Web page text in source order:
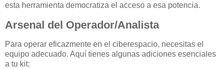
esta herramienta democratiza el acceso a esa potencia.
Arsenal del Operador/Analista
Para operar eficazmente en el ciberespacio, necesitas el
equipo adecuado. Aquí tienes algunas adiciones esenciales
a tu kit: